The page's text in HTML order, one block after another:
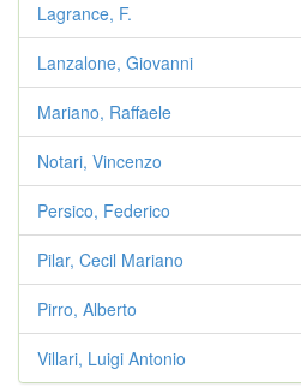
Lagrance, F.
Lanzalone, Giovanni
Mariano, Raffaele
Notari, Vincenzo
Persico, Federico
Pilar, Cecil Mariano
Pirro, Alberto
Villari, Luigi Antonio